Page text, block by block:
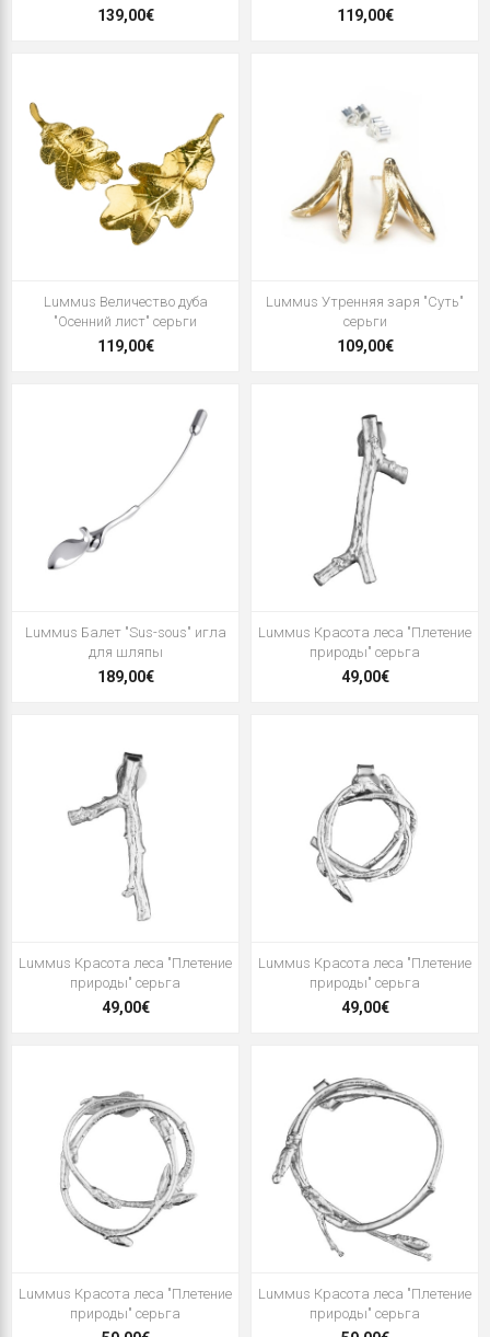
139,00€ 119,00€
Luммus Величество дуба
"Осенний лист" серьги
119,00€
Luммus Утренняя заря "Суть"
серьги
109,00€
Luммus Балет "Sus-sous" игла
для шляпы
189,00€
Luммus Красота леса "Плетение
природы" серьга
49,00€
Luммus Красота леса "Плетение
природы" серьга
49,00€
Luммus Красота леса "Плетение
природы" серьга
49,00€
Luммus Красота леса "Плетение
природы" серьга
Luммus Красота леса "Плетение
природы" серьга